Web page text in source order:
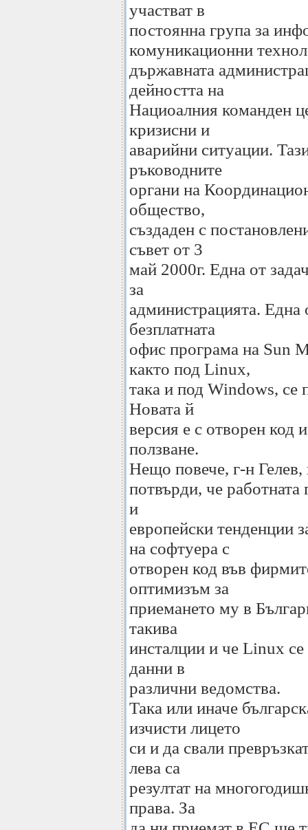
участват в
постоянна група за
комуникационни
държавната
дейността на
Нациоалния команден
кризисни и
аварийни ситуации.
ръководните
органи на
общество,
създаден с
съвет от 3
май 2000г. Една от
за
администрацията. Една
безплатната
офис програма на Sun
както под Linux,
така и под Windows, се
Новата й
версия е с отворен код
ползване.
Нещо повече, г-н Гелев,
потвърди, че работната
и
европейски тенденции
на софтуера с
отворен код във
оптимизъм за
приемането му в
такива
инсталции и че Linux
данни в
различни ведомства.
Така или иначе
изчисти лицето
си и да свали
лева са
резултат на
права. За